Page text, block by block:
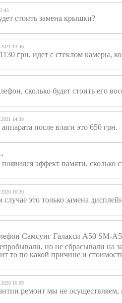
стоить замена крышки?
13:46
грн, идет с стеклом камеры,
сколько будет стоить его
14:38
после влаги это 650 грн.
эффект памяти, сколько
10:20
случае это только замена
Самсунг Галакси А50 SM-
но не сбрасывали на
то по какой причине и
16:09
ремонт мы не